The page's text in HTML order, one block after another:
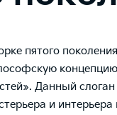
пятого поколения
Данный слоган
и